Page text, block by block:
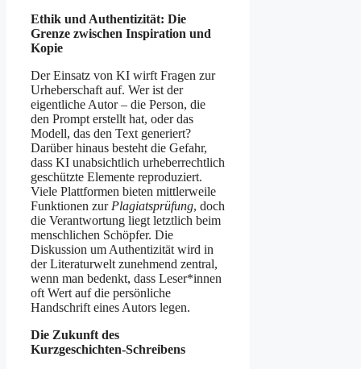
Ethik und Authentizität: Die
Grenze zwischen Inspiration und
Kopie
Der Einsatz von KI wirft Fragen zur
Urheberschaft auf. Wer ist der
eigentliche Autor – die Person, die
den Prompt erstellt hat, oder das
Modell, das den Text generiert?
Darüber hinaus besteht die Gefahr,
dass KI unabsichtlich urheberrechtlich
geschützte Elemente reproduziert.
Viele Plattformen bieten mittlerweile
Funktionen zur Plagiatsprüfung, doch
die Verantwortung liegt letztlich beim
menschlichen Schöpfer. Die
Diskussion um Authentizität wird in
der Literaturwelt zunehmend zentral,
wenn man bedenkt, dass Leser*innen
oft Wert auf die persönliche
Handschrift eines Autors legen.
Die Zukunft des
Kurzgeschichten‑Schreibens